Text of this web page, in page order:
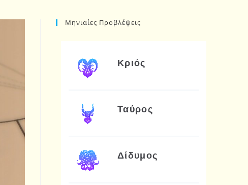
Μηνιαίες Προβλέψεις
Κριός
Ταύρος
Δίδυμος